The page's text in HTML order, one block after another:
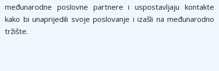
međunarodne poslovne partnere i uspostavljaju kontakte
kako bi unaprijedili svoje poslovanje i izašli na međunarodno
tržište.